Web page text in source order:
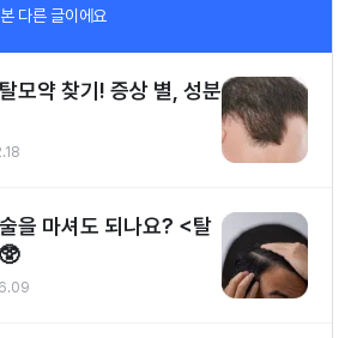
다른 글이에요
기! 증상 별, 성분
을 마셔도 되나요? <탈